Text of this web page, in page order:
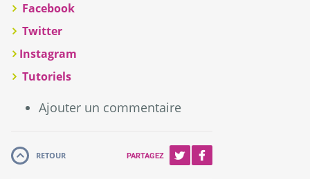
Facebook
Twitter
Instagram
Tutoriels
Ajouter un commentaire
RETOUR PARTAGEZ